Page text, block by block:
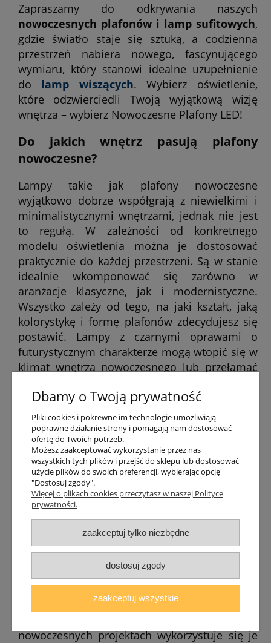
Zapraszamy do odkrywania naszych
nowoczesnych plafonów i lamp sufitowych,
gdzie światło staje się sztuką, a codzienna
przestrzeń nabiera nowego, fascynującego
wymiaru, który stanowi idealne uzupełnienie
do lamp wiszących. Wybierz oświetlenie,
które odzwierciedli Twoją wyjątkową wizję
wnętrza – wybierz Nowoczesne Plafony LED!
Do jakich wnętrz pasują plafony
nowoczesne?
Lampy takie jak plafony nowoczesne
wyjątkowo dobrze współgrają z niewielkimi i
minimalistycznymi wnętrzami, jednak nie jest
to regułą. W zależności od konkretnego
modelu oświetlenia można je dostosować
praktycznie do każdej przestrzeni. Są w stanie
idealnie wkomponować się zarówno w
aranżacje klasyczne, jak i modernistyczne.
Wszystko zależy od tego, na jaki kształt, jaką
kolorystykę i formę plafonów zdecydujesz się
postawić. Lampy z czarnymi oprawami o
futurystycznym charakterze mogą wtopić się w
klimat wnętrza nowoczesnego lub przełamać
pomieszczeniu urządzonym w stylistyce
klasycznej. W asyście białych płytek, ścian czy
tapet będą stanowiły silny kontrast. Lampy
stylizowane na reflektory idealnie wpiszą się w
konwencje wnętrz loftowych, podkreślając
klimat nawiązujący do starych budynków
przemysłowych. Plafony nowoczesne mogą
być też wykonane w niezwykle subtelnej
formie, która generuje właściwe natężenie
światła, będąc praktycznie niewidocznym
akcentem dekoracyjnym.
Lampy tego rodzaju mają tę wyjątkową cechę,
że mogą stać się centralnym punktem każdego
wnętrza albo dyskretnie dopełniać przestrzeń,
nowoczesnych projektach wykorzystuje się je
Dbamy o Twoją prywatność
Pliki cookies i pokrewne im technologie umożliwiają
poprawne działanie strony i pomagają nam dostosować
ofertę do Twoich potrzeb.
Możesz zaakceptować wykorzystanie przez nas
wszystkich tych plików i przejść do sklepu lub dostosować
użycie plików do swoich preferencji, wybierając opcję
"Dostosuj zgody".
Więcej o plikach cookies przeczytasz w naszej Polityce
prywatności.
zaakceptuj tylko niezbędne
dostosuj zgody
zaakceptuj wszystkie